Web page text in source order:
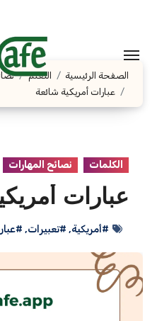
المحتوى
الصفحة الرئيسية التعلم
عبارات أمريكية شائعة
الكلمات نصائح المهارات
عبارات
#أمريكية, #تعبيرات,